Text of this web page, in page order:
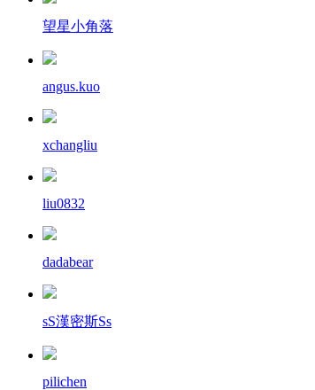
望星小角落
angus.kuo
xchangliu
liu0832
dadabear
sS漢密斯Ss
pilichen